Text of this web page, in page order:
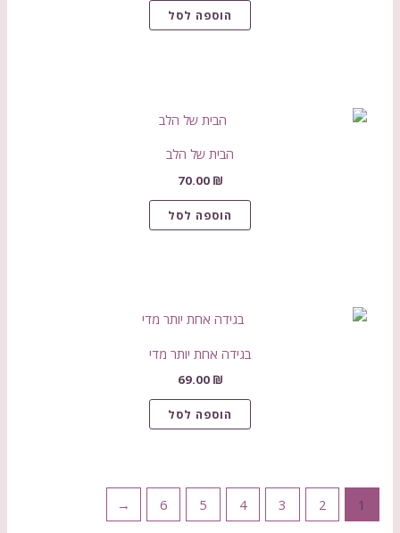
הוספה לסל
הבית של הלב
70.00 ₪
הוספה לסל
בגידה אחת יותר מדי
69.00 ₪
הוספה לסל
1
2
3
4
5
6
←